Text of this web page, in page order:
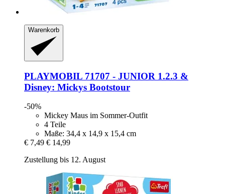
Warenkorb
PLAYMOBIL 71707 -​ JUNIOR 1.2.3 &
Disney: Mickys Bootstour
-50%
Mickey Maus im Sommer-Outfit
4 Teile
Maße: 34,4 x 14,9 x 15,4 cm
€ 7,49 € 14,99
Zustellung bis 12. August